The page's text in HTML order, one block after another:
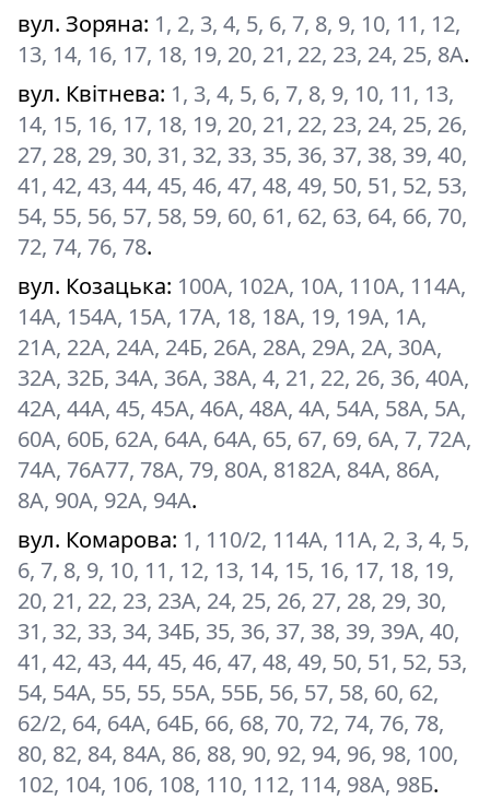
вул. Зоряна: 1, 2, 3, 4, 5, 6, 7, 8, 9, 10, 11, 12,
13, 14, 16, 17, 18, 19, 20, 21, 22, 23, 24, 25, 8А.
вул. Квітнева: 1, 3, 4, 5, 6, 7, 8, 9, 10, 11, 13,
14, 15, 16, 17, 18, 19, 20, 21, 22, 23, 24, 25, 26,
27, 28, 29, 30, 31, 32, 33, 35, 36, 37, 38, 39, 40,
41, 42, 43, 44, 45, 46, 47, 48, 49, 50, 51, 52, 53,
54, 55, 56, 57, 58, 59, 60, 61, 62, 63, 64, 66, 70,
72, 74, 76, 78.
вул. Козацька: 100А, 102А, 10А, 110А, 114А,
14А, 154А, 15А, 17А, 18, 18А, 19, 19А, 1А,
21А, 22А, 24А, 24Б, 26А, 28А, 29А, 2А, 30А,
32А, 32Б, 34А, 36А, 38А, 4, 21, 22, 26, 36, 40А,
42А, 44А, 45, 45А, 46А, 48А, 4А, 54А, 58А, 5А,
60А, 60Б, 62А, 64А, 64А, 65, 67, 69, 6А, 7, 72А,
74А, 76А77, 78А, 79, 80А, 8182А, 84А, 86А,
8А, 90А, 92А, 94А.
вул. Комарова: 1, 110/2, 114А, 11А, 2, 3, 4, 5,
6, 7, 8, 9, 10, 11, 12, 13, 14, 15, 16, 17, 18, 19,
20, 21, 22, 23, 23А, 24, 25, 26, 27, 28, 29, 30,
31, 32, 33, 34, 34Б, 35, 36, 37, 38, 39, 39А, 40,
41, 42, 43, 44, 45, 46, 47, 48, 49, 50, 51, 52, 53,
54, 54А, 55, 55, 55А, 55Б, 56, 57, 58, 60, 62,
62/2, 64, 64А, 64Б, 66, 68, 70, 72, 74, 76, 78,
80, 82, 84, 84А, 86, 88, 90, 92, 94, 96, 98, 100,
102, 104, 106, 108, 110, 112, 114, 98А, 98Б.